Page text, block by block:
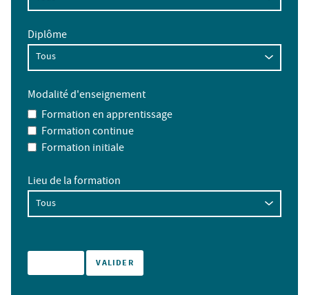
Diplôme
Modalité d'enseignement
Formation en apprentissage
Formation continue
Formation initiale
Lieu de la formation